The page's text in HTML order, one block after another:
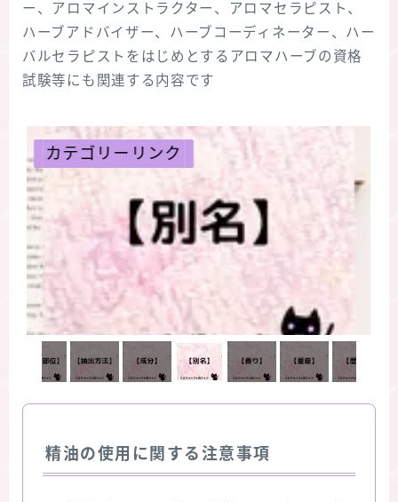
ー、アロマインストラクター、アロマセラピスト、
ハーブアドバイザー、ハーブコーディネーター、ハー
バルセラピストをはじめとするアロマハーブの資格
試験等にも関連する内容です
ンク カテゴリーリン
精油の使用に関する注意事項